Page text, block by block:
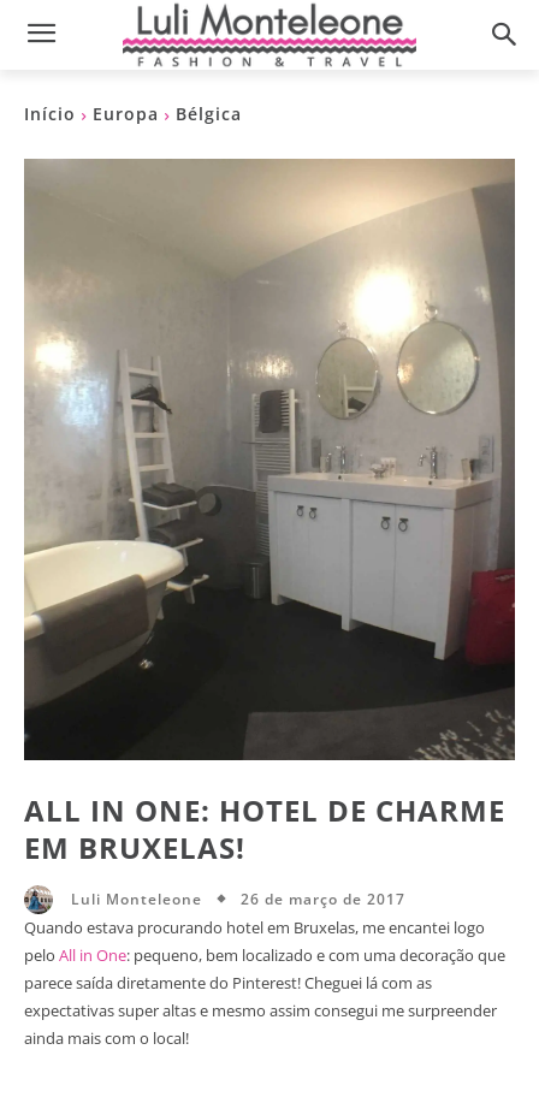
Início Europa Bélgica
ALL IN ONE: HOTEL DE CHARME
EM BRUXELAS!
Luli Monteleone 26 de março de 2017
Quando estava procurando hotel em Bruxelas, me encantei logo
pelo All in One: pequeno, bem localizado e com uma decoração que
parece saída diretamente do Pinterest! Cheguei lá com as
expectativas super altas e mesmo assim consegui me surpreender
ainda mais com o local!